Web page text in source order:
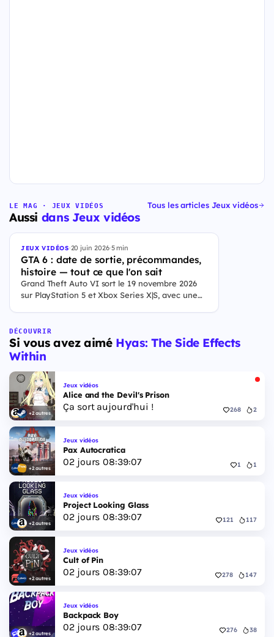
LE MAG · JEUX VIDÉOS
Aussi dans Jeux vidéos
Tous les articles Jeux vidéos
JEUX VIDÉOS·20 juin 2026·5 min
GTA 6 : date de sortie, précommandes,
histoire — tout ce que l'on sait
Grand Theft Auto VI sort le 19 novembre 2026
sur PlayStation 5 et Xbox Series X|S, avec une
Floride, et sa ville Vice City. Il met en scène
pour la première fois un duo de protagonistes
jouables, Jason et Lucia, cette dernière étant la
DÉCOUVRIR
Si vous avez aimé Hyas: The Side Effects
Within
+2 autres
Jeux vidéos
Alice and the Devil's Prison
Ça sort aujourd'hui ! 268 2
+2 autres
Jeux vidéos
Pax Autocratica
02jours 08:39:06 1 1
+2 autres
Jeux vidéos
Project Looking Glass
02jours 08:39:06 121 117
+2 autres
Jeux vidéos
Cult of Pin
02jours 08:39:06 278 147
+2 autres
Jeux vidéos
Backpack Boy
02jours 08:39:06 276 38